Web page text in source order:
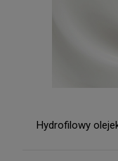
Hydrofilowy